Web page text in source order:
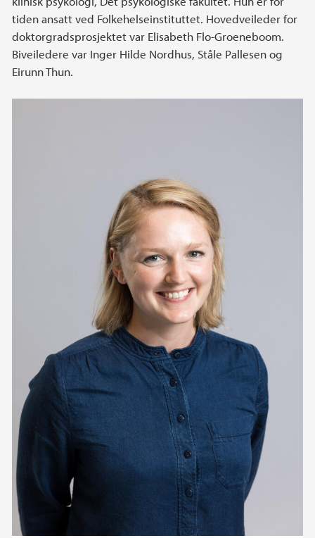
tiden ansatt ved Folkehelseinstituttet. Hovedveileder for
doktorgradsprosjektet var Elisabeth Flo-Groeneboom.
Biveiledere var Inger Hilde Nordhus, Ståle Pallesen og
Eirunn Thun.